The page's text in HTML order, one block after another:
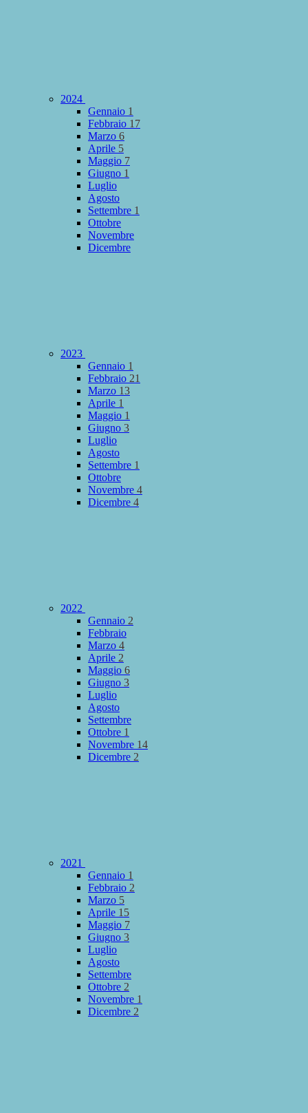
2024
Gennaio 1
Febbraio 17
Marzo 6
Aprile 5
Maggio 7
Giugno 1
Luglio
Agosto
Settembre 1
Ottobre
Novembre
Dicembre
2023
Gennaio 1
Febbraio 21
Marzo 13
Aprile 1
Maggio 1
Giugno 3
Luglio
Agosto
Settembre 1
Ottobre
Novembre 4
Dicembre 4
2022
Gennaio 2
Febbraio
Marzo 4
Aprile 2
Maggio 6
Giugno 3
Luglio
Agosto
Settembre
Ottobre 1
Novembre 14
Dicembre 2
2021
Gennaio 1
Febbraio 2
Marzo 5
Aprile 15
Maggio 7
Giugno 3
Luglio
Agosto
Settembre
Ottobre 2
Novembre 1
Dicembre 2